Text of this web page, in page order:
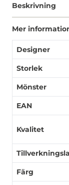
Beskrivning
Mer
Designer
Storlek
Mönster
EAN
Kvalitet
Färg